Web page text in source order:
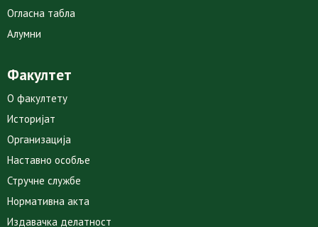
Огласна табла
Алумни
Факултет
О факултету
Историјат
Организација
Наставно особље
Стручне службе
Нормативна акта
Издавачка делатност